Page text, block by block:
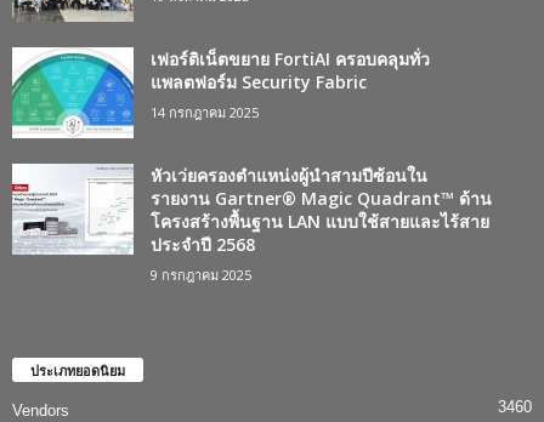
เฟอร์ติเน็ตขยาย FortiAI ครอบคลุมทั่ว
แพลตฟอร์ม Security Fabric
14 กรกฎาคม 2025
หัวเว่ยครองตำแหน่งผู้นำสามปีซ้อนใน
รายงาน Gartner® Magic Quadrant™ ด้าน
โครงสร้างพื้นฐาน LAN แบบใช้สายและไร้สาย
ประจำปี 2568
9 กรกฎาคม 2025
ประเภทยอดนิยม
Vendors 3460